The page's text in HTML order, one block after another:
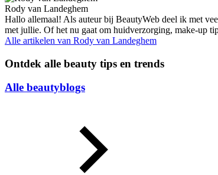
Rody van Landeghem
Hallo allemaal! Als auteur bij BeautyWeb deel ik met
met jullie. Of het nu gaat om huidverzorging, make-up
Alle artikelen van Rody van Landeghem
Ontdek alle beauty tips en trends
Alle beautyblogs